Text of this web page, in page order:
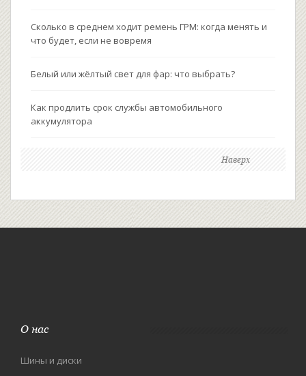
Сколько в среднем ходит ремень ГРМ: когда менять и
что будет, если не вовремя
Белый или жёлтый свет для фар: что выбрать?
Как продлить срок службы автомобильного
аккумулятора
Наверх
О нас
Шины и диски